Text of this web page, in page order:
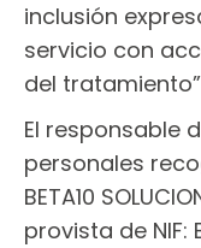
inclusión
servicio con
del
El responsable
personales
BETA10
provista de NIF: